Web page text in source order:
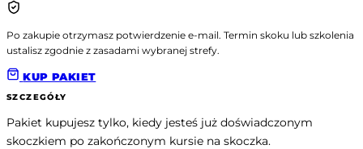
Po zakupie otrzymasz potwierdzenie e-mail. Termin skoku lub szkolenia
ustalisz zgodnie z zasadami wybranej strefy.
KUP PAKIET
SZCZEGÓŁY
Pakiet kupujesz tylko, kiedy jesteś już doświadczonym
skoczkiem po zakończonym kursie na skoczka.